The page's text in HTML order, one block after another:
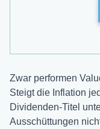
Zwar performen
Steigt die Inflation
Dividenden-Titel
Ausschüttungen